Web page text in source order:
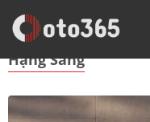
Trang Chủ Hạng Sang
Hạng Sang